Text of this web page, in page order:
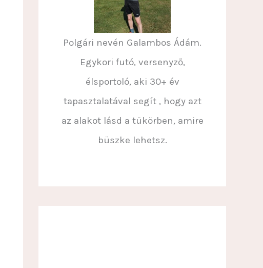
Polgári nevén Galambos Ádám.
Egykori futó, versenyző,
élsportoló, aki 30+ év
tapasztalatával segít , hogy azt
az alakot lásd a tükörben, amire
büszke lehetsz.